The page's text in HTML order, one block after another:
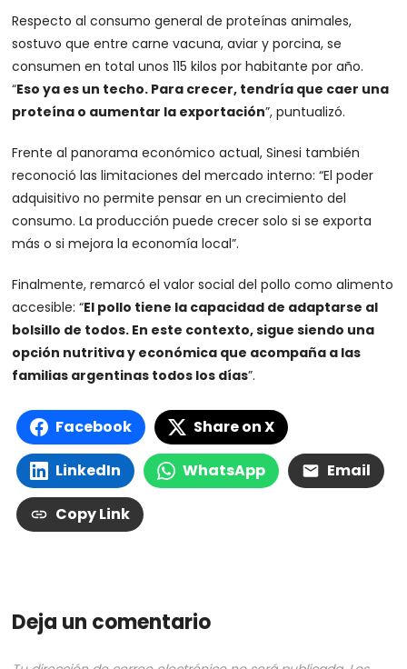
Respecto al consumo general de proteínas animales,
sostuvo que entre carne vacuna, aviar y porcina, se
consumen en total unos 115 kilos por habitante por año.
“Eso ya es un techo. Para crecer, tendría que caer una
proteína o aumentar la exportación”, puntualizó.
Frente al panorama económico actual, Sinesi también
reconoció las limitaciones del mercado interno: “El poder
adquisitivo no permite pensar en un crecimiento del
consumo. La producción puede crecer solo si se exporta
más o si mejora la economía local”.
Finalmente, remarcó el valor social del pollo como alimento
accesible: “El pollo tiene la capacidad de adaptarse al
bolsillo de todos. En este contexto, sigue siendo una
opción nutritiva y económica que acompaña a las
familias argentinas todos los días”.
Facebook Share on X
LinkedIn WhatsApp Email
Copy Link
Deja un comentario